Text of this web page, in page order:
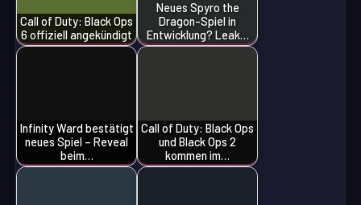
Call of Duty: Black Ops
6 offiziell angekündigt
Neues Spyro the
Dragon-Spiel in
Entwicklung? Leak…
Infinity Ward bestätigt
neues Spiel – Reveal
beim…
Call of Duty: Black Ops
und Black Ops 2
kommen im…